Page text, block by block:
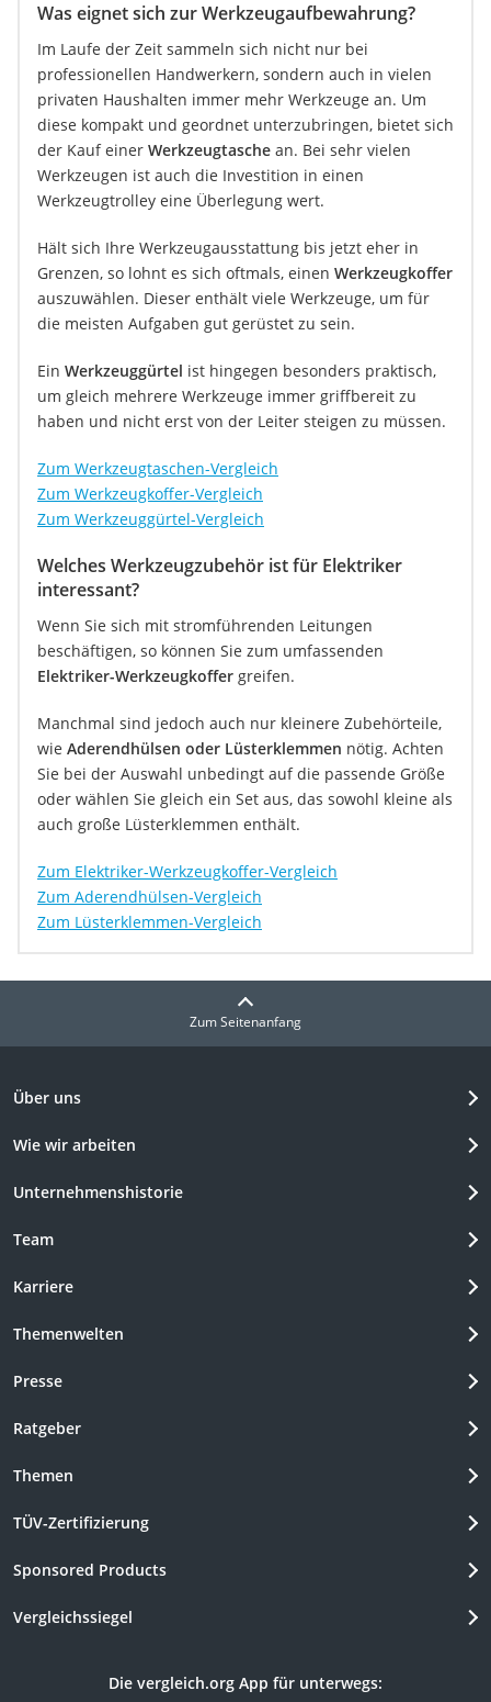
Was eignet sich zur Werkzeugaufbewahrung?
Im Laufe der Zeit sammeln sich nicht nur bei
professionellen Handwerkern, sondern auch in vielen
privaten Haushalten immer mehr Werkzeuge an. Um
diese kompakt und geordnet unterzubringen, bietet sich
der Kauf einer Werkzeugtasche an. Bei sehr vielen
Werkzeugen ist auch die Investition in einen
Werkzeugtrolley eine Überlegung wert.
Hält sich Ihre Werkzeugausstattung bis jetzt eher in
Grenzen, so lohnt es sich oftmals, einen Werkzeugkoffer
auszuwählen. Dieser enthält viele Werkzeuge, um für
die meisten Aufgaben gut gerüstet zu sein.
Ein Werkzeuggürtel ist hingegen besonders praktisch,
um gleich mehrere Werkzeuge immer griffbereit zu
haben und nicht erst von der Leiter steigen zu müssen.
Zum Werkzeugtaschen-Vergleich
Zum Werkzeugkoffer-Vergleich
Zum Werkzeuggürtel-Vergleich
Welches Werkzeugzubehör ist für Elektriker
interessant?
Wenn Sie sich mit stromführenden Leitungen
beschäftigen, so können Sie zum umfassenden
Elektriker-Werkzeugkoffer greifen.
Manchmal sind jedoch auch nur kleinere Zubehörteile,
wie Aderendhülsen oder Lüsterklemmen nötig. Achten
Sie bei der Auswahl unbedingt auf die passende Größe
oder wählen Sie gleich ein Set aus, das sowohl kleine als
auch große Lüsterklemmen enthält.
Zum Elektriker-Werkzeugkoffer-Vergleich
Zum Aderendhülsen-Vergleich
Zum Lüsterklemmen-Vergleich
Zum Seitenanfang
Über uns
Wie wir arbeiten
Unternehmenshistorie
Team
Karriere
Themenwelten
Presse
Ratgeber
Themen
TÜV-Zertifizierung
Sponsored Products
Vergleichssiegel
Die vergleich.org App für unterwegs: